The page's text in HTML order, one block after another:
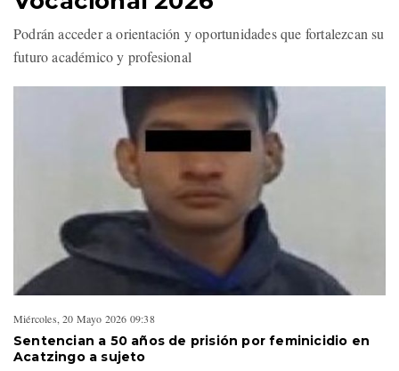
Podrán acceder a orientación y oportunidades que fortalezcan su
futuro académico y profesional
Miércoles, 20 Mayo 2026 09:38
Sentencian a 50 años de prisión por feminicidio en
Acatzingo a sujeto